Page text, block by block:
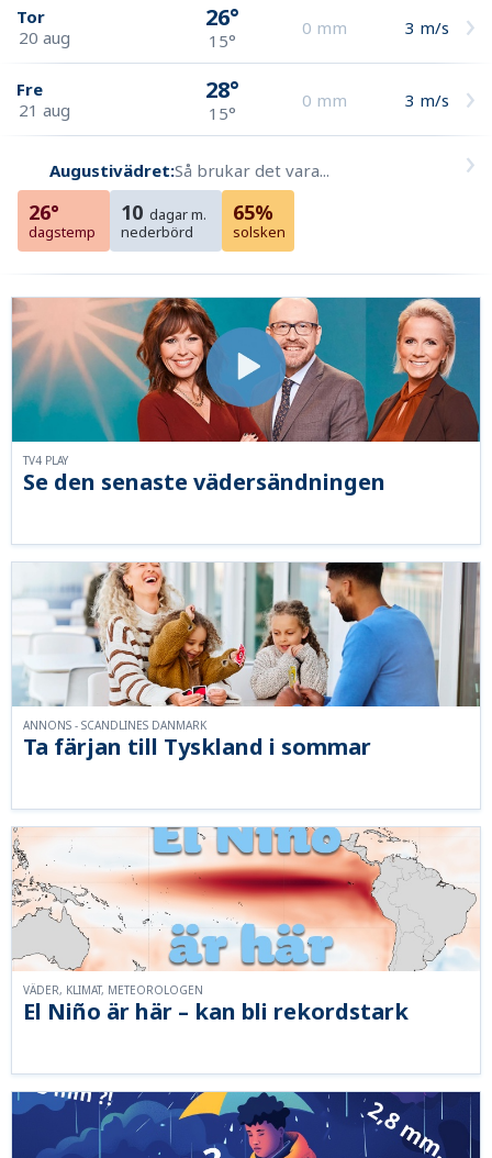
Tor
20 aug
26°
15°
0 mm 3 m/s
Fre
21 aug
28°
15°
0 mm 3 m/s
Augustivädret:Så brukar det vara...
26°
dagstemp
10 dagar m.
nederbörd
65%
solsken
Se den senaste vädersändningen
TV4 PLAY
Ta färjan till Tyskland i sommar
ANNONS - SCANDLINES DANMARK
El Niño är här – kan bli rekordstark
VÄDER, KLIMAT, METEOROLOGEN